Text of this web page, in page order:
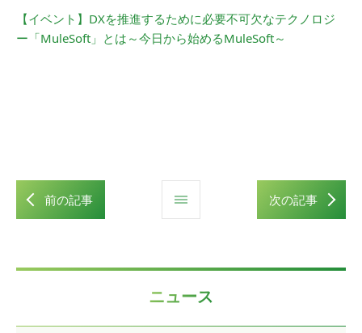
【イベント】DXを推進するために必要不可欠なテクノロジ
ー「MuleSoft」とは～今日から始めるMuleSoft～
前の記事 次の記事
ニュース